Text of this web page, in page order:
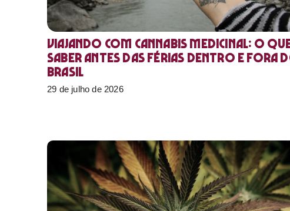
Viajando com cannabis medicinal: o
saber antes das férias dentro e fora
Brasil
29 de julho de 2026